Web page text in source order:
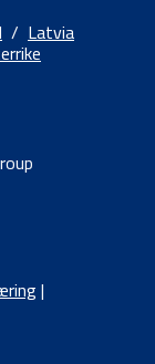
/ Latvia
|